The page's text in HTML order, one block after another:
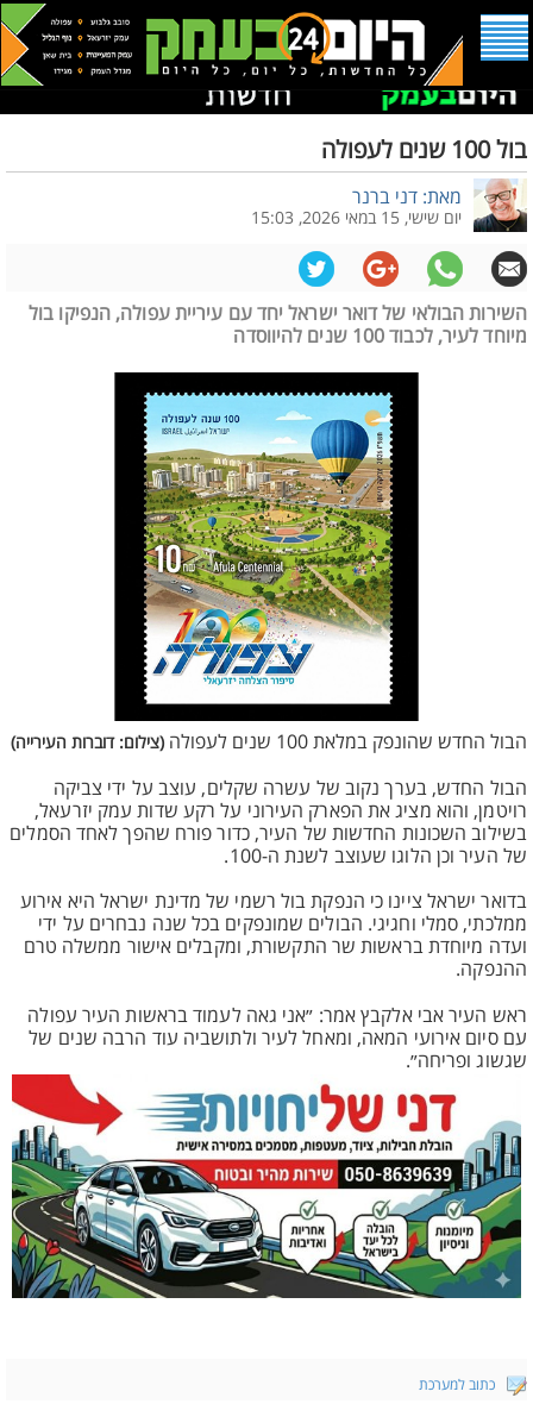
בול 100 שנים לעפולה
מאת: דני ברנר
יום שישי, 15 במאי 2026, 15:03
השירות הבולאי של דואר ישראל יחד עם עיריית עפולה, הנפיקו בול
מיוחד לעיר, לכבוד 100 שנים להיווסדה
הבול החדש שהונפק במלאת 100 שנים לעפולה (צילום: דוברות העירייה)
הבול החדש, בערך נקוב של עשרה שקלים, עוצב על ידי צביקה
רויטמן, והוא מציג את הפארק העירוני על רקע שדות עמק יזרעאל,
בשילוב השכונות החדשות של העיר, כדור פורח שהפך לאחד הסמלים
של העיר וכן הלוגו שעוצב לשנת ה-100.
בדואר ישראל ציינו כי הנפקת בול רשמי של מדינת ישראל היא אירוע
ממלכתי, סמלי וחגיגי. הבולים שמונפקים בכל שנה נבחרים על ידי
ועדה מיוחדת בראשות שר התקשורת, ומקבלים אישור ממשלה טרם
ההנפקה.
ראש העיר אבי אלקבץ אמר: ״אני גאה לעמוד בראשות העיר עפולה
עם סיום אירועי המאה, ומאחל לעיר ולתושביה עוד הרבה שנים של
שגשוג ופריחה״.
כתוב למערכת